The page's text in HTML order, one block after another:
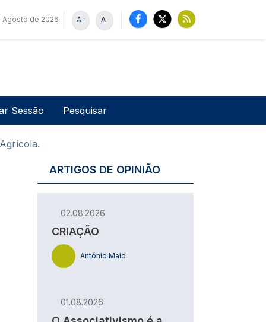
Agosto de 2026 -
A
+
A
de utilizador
Sessão
ARTIGOS DE OPINIÃO
02.08.2026
CRIAÇÃO
António Maio
01.08.2026